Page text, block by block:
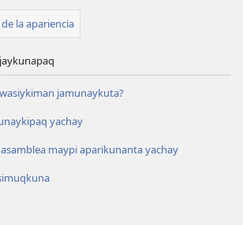
la apariencia
jamunaykuta?
yachay
maypi aparikunanta yachay